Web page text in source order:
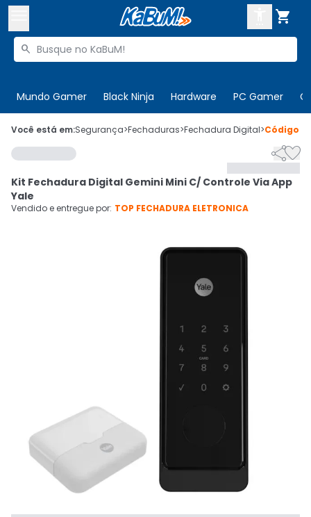

Buscar produtos

Mundo Gamer Black Ninja Hardware PC Gamer
 Olá. Acesse sua conta
 Departamentos
Cupons
CADASTRE-SE
Você está em:Segurança>Fechaduras>Fechadura Digital>Código

Kit Fechadura Digital Gemini Mini C/ Controle Via App
Yale
Vendido e entregue por: TOP FECHADURA ELETRONICA